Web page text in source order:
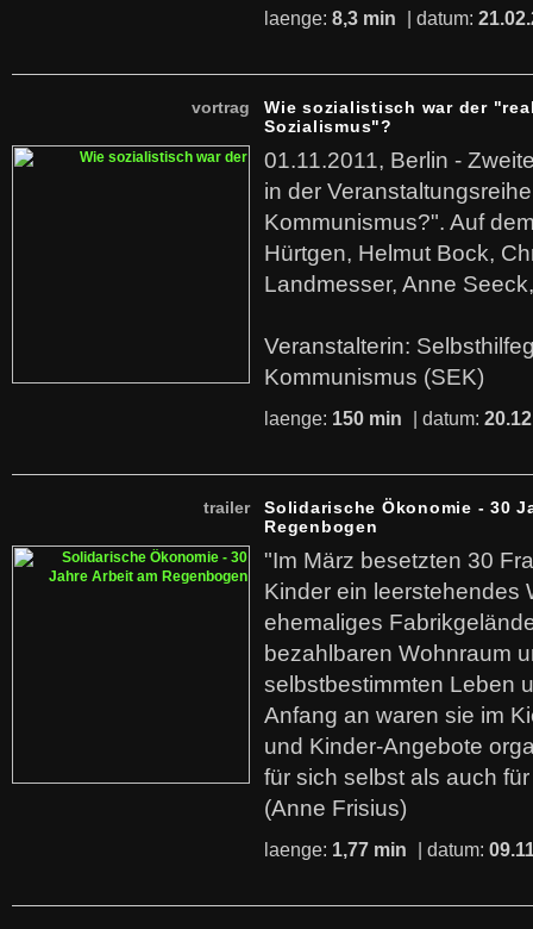
laenge: 8,3 min | datum:
vortrag
Wie sozialistisch war der
Sozialismus"?
01.11.2011, Berlin -
in der
Kommunismus?". Auf
Hürtgen, Helmut Bock,
Landmesser, Anne
Veranstalterin:
Kommunismus (SEK)
laenge: 150 min | datum:
trailer
Solidarische Ökonomie - 30
Regenbogen
"Im März besetzten 30
Kinder ein leerstehendes
ehemaliges
bezahlbaren Wohnraum
selbstbestimmten Leben
Anfang an waren sie im
und Kinder-Angebote
für sich selbst als auch
(Anne Frisius)
laenge: 1,77 min | datum: